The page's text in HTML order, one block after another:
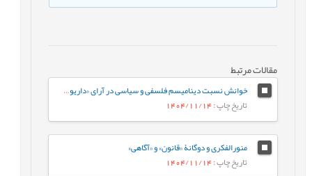
مقالات مرتبط
خوانش نسبت ديناميسم فلسفی و سیاسی در آرای «داريوش شايگان»
تاریخ چاپ: 1404/11/14
منورالفکری و دوگانۀ «قانون» و «آگاهی»
تاریخ چاپ: 1404/11/14